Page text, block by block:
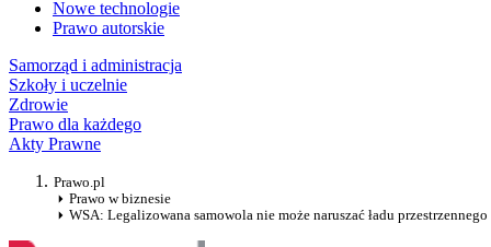
Nowe technologie
Prawo autorskie
Samorząd i administracja
Szkoły i uczelnie
Zdrowie
Prawo dla każdego
Akty Prawne
Prawo.pl
Prawo w biznesie
WSA: Legalizowana samowola nie może naruszać ładu przestrzennego